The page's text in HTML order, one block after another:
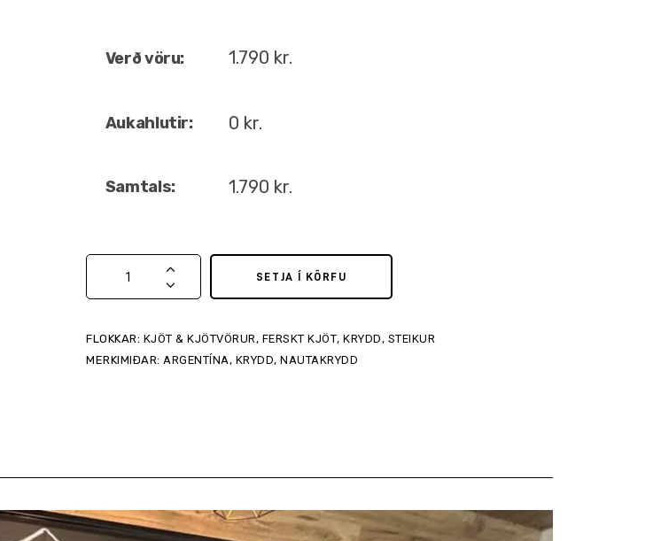
Verð vöru: 1.790 kr.
Aukahlutir: 0 kr.
Samtals: 1.790 kr.
SETJA Í KÖRFU
FLOKKAR: KJÖT & KJÖTVÖRUR, FERSKT KJÖT,KRYDD, STEIKUR
MERKIMIÐAR:ARGENTÍNA, KRYDD,NAUTAKRYDD